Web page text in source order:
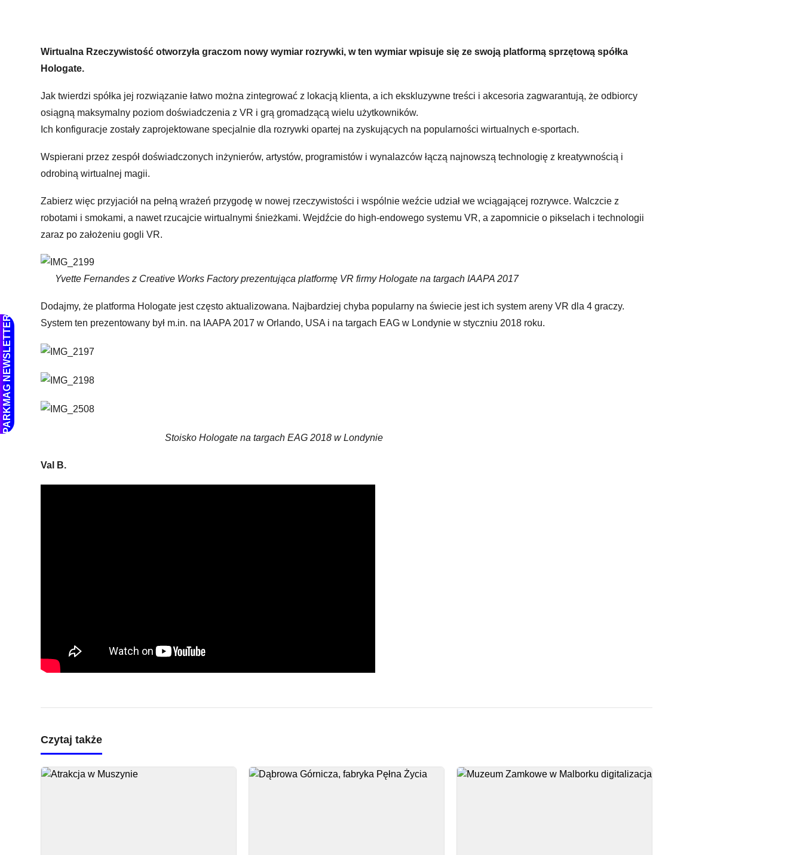
PARKMAG NEWSLETTER
Wirtualna Rzeczywistość otworzyła graczom nowy wymiar rozrywki, w ten wymiar wpisuje się ze swoją platformą sprzętową spółka
Hologate.
Jak twierdzi spółka jej rozwiązanie łatwo można zintegrować z lokacją klienta, a ich ekskluzywne treści i akcesoria zagwarantują, że odbiorcy
osiągną maksymalny poziom doświadczenia z VR i grą gromadzącą wielu użytkowników.
Ich konfiguracje zostały zaprojektowane specjalnie dla rozrywki opartej na zyskujących na popularności wirtualnych e-sportach.
Wspierani przez zespół doświadczonych inżynierów, artystów, programistów i wynalazców łączą najnowszą technologię z kreatywnością i
odrobiną wirtualnej magii.
Zabierz więc przyjaciół na pełną wrażeń przygodę w nowej rzeczywistości i wspólnie weźcie udział we wciągającej rozrywce. Walczcie z
robotami i smokami, a nawet rzucajcie wirtualnymi śnieżkami. Wejdźcie do high-endowego systemu VR, a zapomnicie o pikselach i technologii
zaraz po założeniu gogli VR.
Yvette Fernandes z Creative Works Factory prezentująca platformę VR firmy Hologate na targach IAAPA 2017
Dodajmy, że platforma Hologate jest często aktualizowana. Najbardziej chyba popularny na świecie jest ich system areny VR dla 4 graczy.
System ten prezentowany był m.in. na IAAPA 2017 w Orlando, USA i na targach EAG w Londynie w styczniu 2018 roku.
Stoisko Hologate na targach EAG 2018 w Londynie
Val B.
Czytaj także